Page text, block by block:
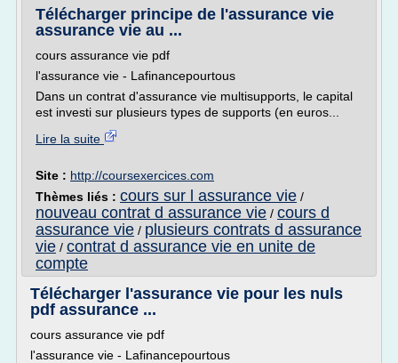
Télécharger principe de l'assurance vie
assurance vie au ...
cours assurance vie pdf
l'assurance vie - Lafinancepourtous
Dans un contrat d'assurance vie multisupports, le capital
est investi sur plusieurs types de supports (en euros...
Lire la suite
Site : http://coursexercices.com
Thèmes liés : cours sur l assurance vie /
nouveau contrat d assurance vie / cours d
assurance vie / plusieurs contrats d assurance
vie / contrat d assurance vie en unite de
compte
Télécharger l'assurance vie pour les nuls
pdf assurance ...
cours assurance vie pdf
l'assurance vie - Lafinancepourtous